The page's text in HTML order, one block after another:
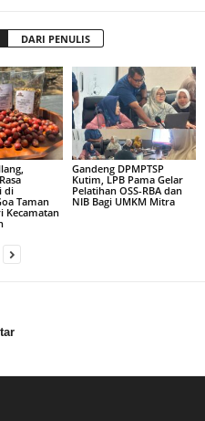
DARI PENULIS
di
Taman
Kecamatan
Gandeng DPMPTSP
Kutim, LPB Pama Gelar
Pelatihan OSS-RBA dan
NIB Bagi UMKM Mitra